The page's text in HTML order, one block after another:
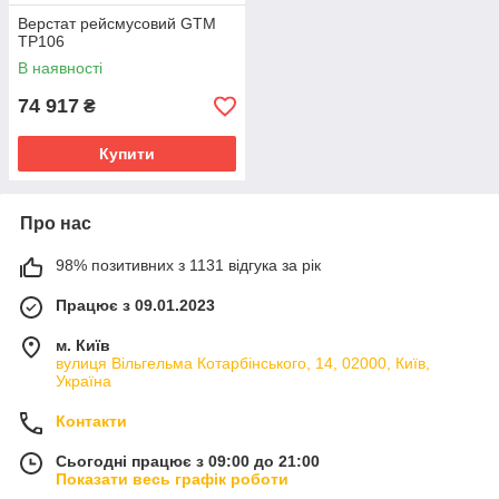
Верстат рейсмусовий GTM
TP106
В наявності
74 917 ₴
Купити
Про нас
98% позитивних з 1131 відгука за рік
Працює з 09.01.2023
м. Київ
вулиця Вільгельма Котарбінського, 14, 02000, Київ,
Україна
Контакти
Сьогодні працює з 09:00 до 21:00
Показати весь графік роботи